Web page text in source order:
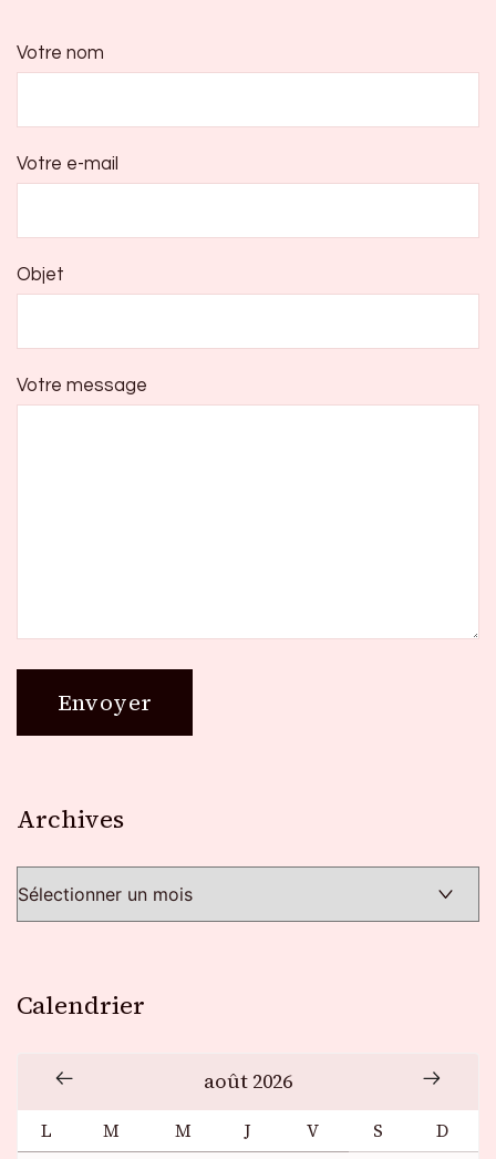
Votre nom
Votre e-mail
Objet
Votre message
Archives
Calendrier
août 2026
L M M J V S D